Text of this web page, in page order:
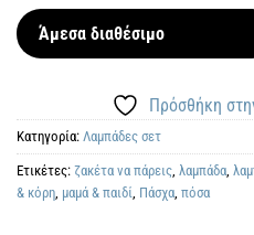
Άμεσα διαθέσιμο
Πρόσθήκη
Κατηγορία: Λαμπάδες σετ
Ετικέτες: ζακέτα να πάρεις, λαμπάδα,
& κόρη, μαμά & παιδί, Πάσχα, πόσα